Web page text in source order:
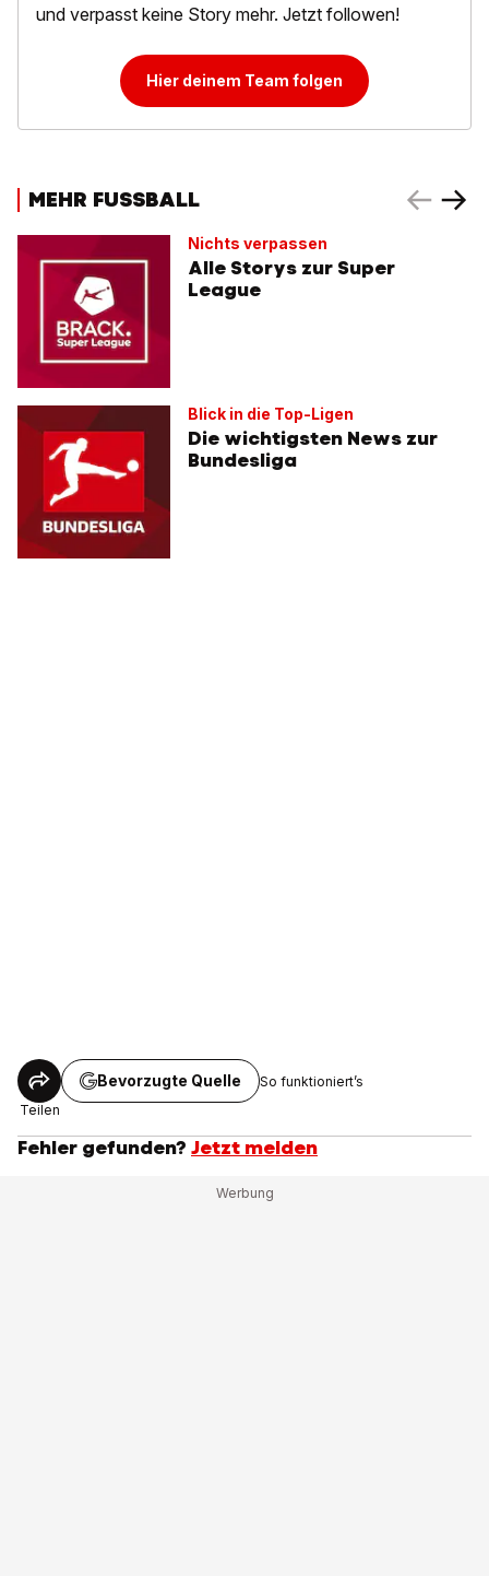
und verpasst keine Story mehr. Jetzt followen!
Hier deinem Team folgen
MEHR FUSSBALL
Nichts verpassen
Alle Storys zur Super
League
Blick in die Top-Ligen
Die wichtigsten News zur
Bundesliga
Teilen
Bevorzugte Quelle So funktioniert’s
Fehler gefunden? Jetzt melden